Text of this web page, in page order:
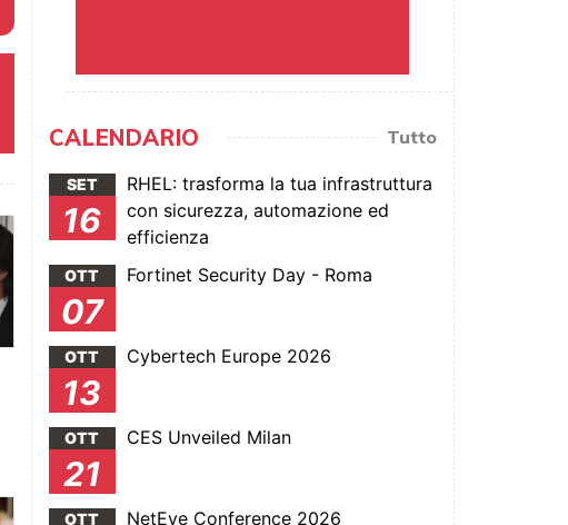
CALENDARIO Tutto
SET
16
RHEL: trasforma la tua infrastruttura
con sicurezza, automazione ed
efficienza
OTT
07
Fortinet Security Day - Roma
OTT
13
Cybertech Europe 2026
OTT
21
CES Unveiled Milan
OTT NetEye Conference 2026